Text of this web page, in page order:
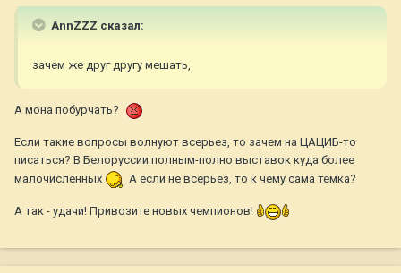
AnnZZZ сказал:
зачем же друг другу мешать,
А мона побурчать?
Если такие вопросы волнуют всерьез, то зачем на ЦАЦИБ-то
писаться? В Белоруссии полным-полно выставок куда более
малочисленных
А если не всерьез, то к чему сама темка?
А так - удачи! Привозите новых чемпионов!